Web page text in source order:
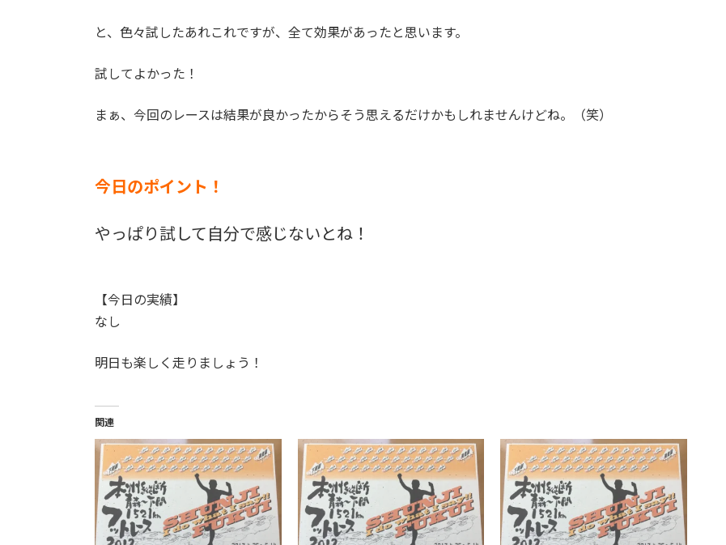
と、色々試したあれこれですが、全て効果があったと思います。
試してよかった！
まぁ、今回のレースは結果が良かったからそう思えるだけかもしれませんけどね。（笑）
今日のポイント！
やっぱり試して自分で感じないとね！
【今日の実績】
なし
明日も楽しく走りましょう！
関連